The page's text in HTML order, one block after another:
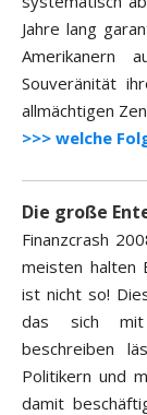
Jahre lang
Amerikanern
Souveränität
allmächtigen
>>> welche
Die große
Finanzcrash
meisten halten
ist nicht so!
das sich mit
beschreiben
Politikern und
damit